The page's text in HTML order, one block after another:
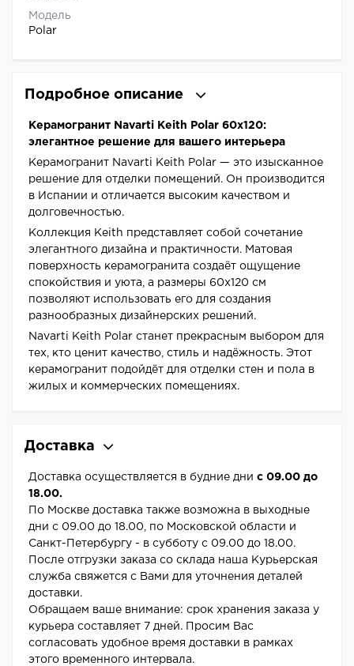
Модель
Polar
Подробное описание
Керамогранит Navarti Keith Polar 60x120:
элегантное решение для вашего интерьера
Керамогранит Navarti Keith Polar — это изысканное
решение для отделки помещений. Он производится
в Испании и отличается высоким качеством и
долговечностью.
Коллекция Keith представляет собой сочетание
элегантного дизайна и практичности. Матовая
поверхность керамогранита создаёт ощущение
спокойствия и уюта, а размеры 60x120 см
позволяют использовать его для создания
разнообразных дизайнерских решений.
Navarti Keith Polar станет прекрасным выбором для
тех, кто ценит качество, стиль и надёжность. Этот
керамогранит подойдёт для отделки стен и пола в
жилых и коммерческих помещениях.
Доставка
Доставка осуществляется в будние дни с 09.00 до
18.00.
По Москве доставка также возможна в выходные
дни с 09.00 до 18.00, по Московской области и
Санкт-Петербургу - в субботу с 09.00 до 18.00.
После отгрузки заказа со склада наша Курьерская
служба свяжется с Вами для уточнения деталей
доставки.
Обращаем ваше внимание: срок хранения заказа у
курьера составляет 7 дней. Просим Вас
согласовать удобное время доставки в рамках
этого временного интервала.